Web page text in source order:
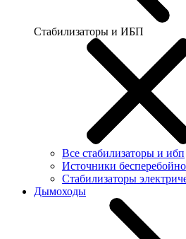
Стабилизаторы и ИБП
Все стабилизаторы и ибп
Источники
Стабилизаторы
Дымоходы